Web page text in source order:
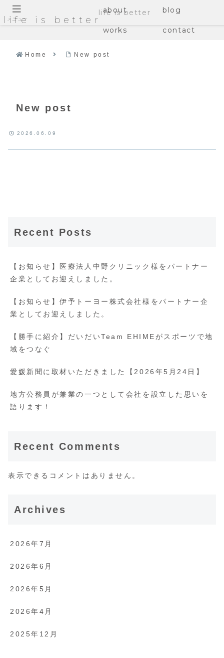
life is better
about blog
works contact
Home New post
New post
2026.06.09
Recent Posts
【お知らせ】医療法人中野クリニック様をパートナー
企業としてお迎えしました。
【お知らせ】伊予トーヨー株式会社様をパートナー企
業としてお迎えしました。
【勝手に紹介】だいだいTeam EHIMEがスポーツで地
域をつなぐ
愛媛新聞に取材いただきました【2026年5月24日】
地方公務員が兼業の一つとして会社を設立した思いを
語ります！
Recent Comments
表示できるコメントはありません。
Archives
2026年7月
2026年6月
2026年5月
2026年4月
2025年12月
メニュー
life is better